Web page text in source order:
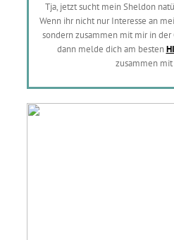
Tja, jetzt sucht mein Sheldon
Wenn ihr nicht nur Interesse an
sondern zusammen mit mir in
dann melde dich am besten
zusammen mit